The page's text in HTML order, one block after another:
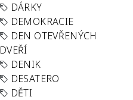
DÁRKY
DEMOKRACIE
DEN OTEVŘENÝCH
DVEŘÍ
DENIK
DESATERO
DĚTI